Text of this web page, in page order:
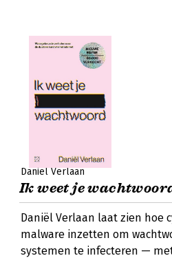
Daniël Verlaan
Ik weet je
Daniël Verlaan laat zien hoe
malware inzetten om
systemen te infecteren —